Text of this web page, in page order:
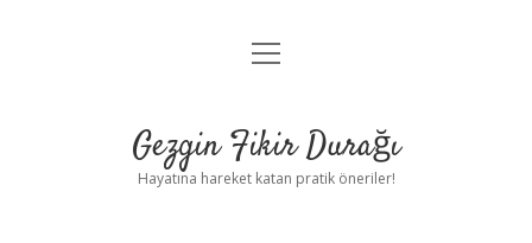
Anasayfa
Yasal Uyarı
menüyü
Gezgin Fikir Durağı
Hayatına hareket katan pratik öneriler!